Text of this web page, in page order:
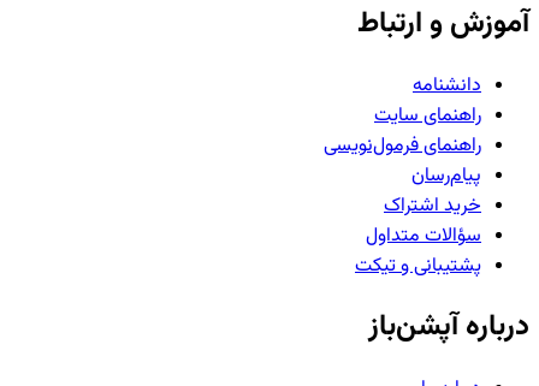
آموزش و ارتباط
دانشنامه
راهنمای سایت
راهنمای فرمول‌نویسی
پیام‌رسان
خرید اشتراک
سؤالات متداول
پشتیبانی و تیکت
درباره آپشن‌باز